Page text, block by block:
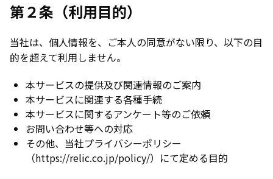
第２条（利用目的）
当社は、個人情報を、ご本人の同意がない限り、以下の目
的を超えて利用しません。
本サービスの提供及び関連情報のご案内
本サービスに関連する各種手続
本サービスに関するアンケート等のご依頼
お問い合わせ等への対応
その他、当社プライバシーポリシー
（https://relic.co.jp/policy/）にて定める目的